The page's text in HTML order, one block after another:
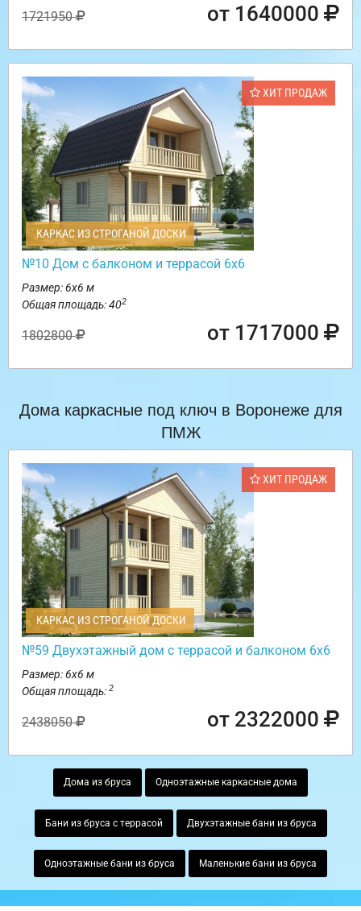
1721950 от 1640000
ХИТ ПРОДАЖ
КАРКАС ИЗ СТРОГАНОЙ ДОСКИ
№10 Дом с балконом и террасой 6х6
Размер: 6х6 м
Общая площадь: 402
1802800 от 1717000
Дома каркасные под ключ в Воронеже для
ПМЖ
ХИТ ПРОДАЖ
КАРКАС ИЗ СТРОГАНОЙ ДОСКИ
№59 Двухэтажный дом с террасой и балконом 6х6
Размер: 6х6 м
Общая площадь: 2
2438050 от 2322000
Дома из бруса Одноэтажные каркасные дома
Бани из бруса с террасой Двухэтажные бани из бруса
Одноэтажные бани из бруса Маленькие бани из бруса